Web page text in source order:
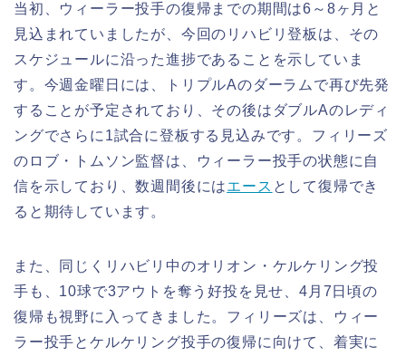
当初、ウィーラー投手の復帰までの期間は6～8ヶ月と
見込まれていましたが、今回のリハビリ登板は、その
スケジュールに沿った進捗であることを示していま
す。今週金曜日には、トリプルAのダーラムで再び先発
することが予定されており、その後はダブルAのレディ
ングでさらに1試合に登板する見込みです。フィリーズ
のロブ・トムソン監督は、ウィーラー投手の状態に自
信を示しており、数週間後にはエース として復帰でき
ると期待しています。
また、同じくリハビリ中のオリオン・ケルケリング投
手も、10球で3アウトを奪う好投を見せ、4月7日頃の
復帰も視野に入ってきました。フィリーズは、ウィー
ラー投手とケルケリング投手の復帰に向けて、着実に